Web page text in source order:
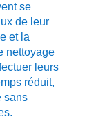
se
de leur
et la
nettoyage
leurs
réduit,
sans